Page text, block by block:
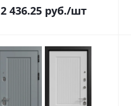
2 436.25руб./шт